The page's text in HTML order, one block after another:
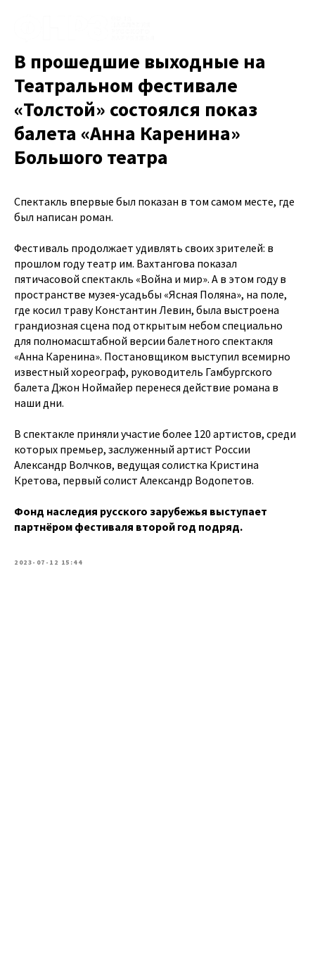
В прошедшие выходные на
Театральном фестивале
«Толстой» состоялся показ
балета «Анна Каренина»
Большого театра
Спектакль впервые был показан в том самом месте, где
был написан роман.
Фестиваль продолжает удивлять своих зрителей: в
прошлом году театр им. Вахтангова показал
пятичасовой спектакль «Война и мир». А в этом году в
пространстве музея-усадьбы «Ясная Поляна», на поле,
где косил траву Константин Левин, была выстроена
грандиозная сцена под открытым небом специально
для полномасштабной версии балетного спектакля
«Анна Каренина». Постановщиком выступил всемирно
известный хореограф, руководитель Гамбургского
балета Джон Ноймайер перенеся действие романа в
наши дни.
В спектакле приняли участие более 120 артистов, среди
которых премьер, заслуженный артист России
Александр Волчков, ведущая солистка Кристина
Кретова, первый солист Александр Водопетов.
Фонд наследия русского зарубежья выступает
партнёром фестиваля второй год подряд.
2023-07-12 15:44